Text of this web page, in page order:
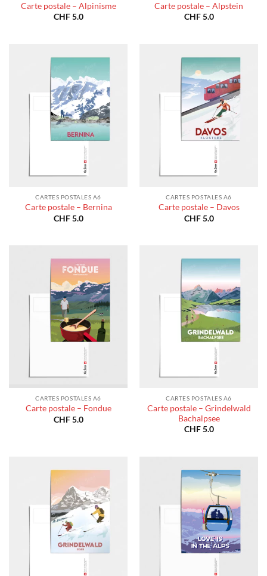
Carte postale – Alpinisme
CHF5.0
Carte postale – Alpstein
CHF5.0
CARTES POSTALES A6
Carte postale – Bernina
CHF5.0
CARTES POSTALES A6
Carte postale – Davos
CHF5.0
CARTES POSTALES A6
Carte postale – Fondue
CHF5.0
CARTES POSTALES A6
Carte postale – Grindelwald
Bachalpsee
CHF5.0